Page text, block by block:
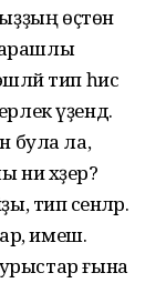
өҫтөнә
тип һис
үҙендә.
була ла,
ни хәҙер?
әсенәләр.
имеш.
ғына